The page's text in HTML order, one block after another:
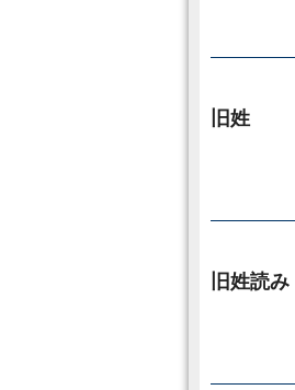
旧姓
旧姓読み